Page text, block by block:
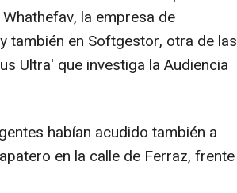
la empresa de
también en Softgestor, otra de las
Ultra' que investiga la Audiencia
habían acudido también a
en la calle de Ferraz, frente